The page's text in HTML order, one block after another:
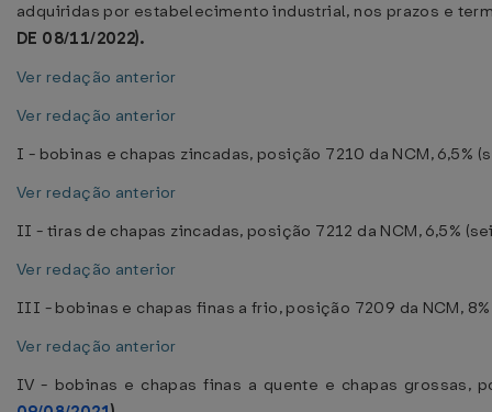
adquiridas por estabelecimento industrial, nos prazos e
DE 08/11/2022).
Ver redação anterior
Ver redação anterior
I - bobinas e chapas zincadas, posição 7210 da NCM, 6,5%
Ver redação anterior
II - tiras de chapas zincadas, posição 7212 da NCM, 6,5%
Ver redação anterior
III - bobinas e chapas finas a frio, posição 7209 da NCM,
Ver redação anterior
IV - bobinas e chapas finas a quente e chapas grossas,